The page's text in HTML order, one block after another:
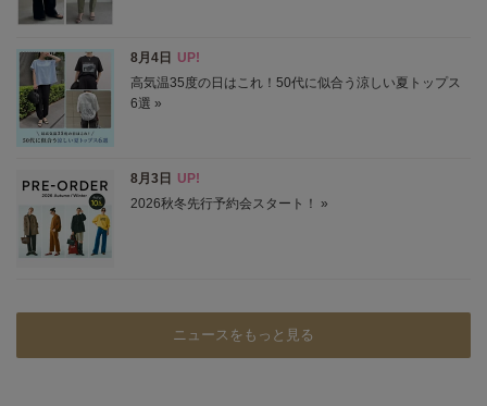
ニュースをもっと見る